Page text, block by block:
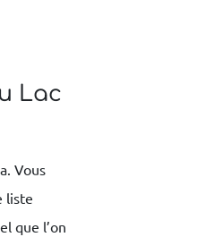
Lac
Vous
liste
que l’on